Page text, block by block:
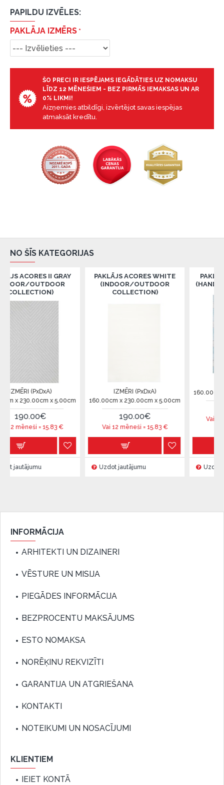
PAPILDU IZVĒLES:
PAKLĀJA IZMĒRS
ŠO PRECI IR IESPĒJAMS IEGĀDĀTIES UZ NOMAKSU
LĪDZ 12 MĒNEŠIEM - BEZ PIRMĀS IEMAKSAS UN AR
0% LIKMI!
Aizņemies atbildīgi, izvērtējot savas iespējas
atmaksāt kredītu.
NO ŠĪS KATEGORIJAS
II GRAY
x 5.00cm
15.83€
PAKLĀJS ACORES WHITE
(INDOOR/OUTDOOR
COLLECTION)
IZMĒRI (PxDxA)
160.00cm x 230.00cm x 5.00cm
Vai 12 mēneši = 15.83€
Uzdot jautājumu
PAKLĀJS
(HANDMADE
160.00cm x
Vai 12 mēneši =
Uzdot jautājumu
INFORMĀCIJA
ARHITEKTI UN DIZAINERI
VĒSTURE UN MISIJA
PIEGĀDES INFORMĀCIJA
BEZPROCENTU MAKSĀJUMS
ESTO NOMAKSA
NORĒĶINU REKVIZĪTI
GARANTIJA UN ATGRIEŠANA
KONTAKTI
NOTEIKUMI UN NOSACĪJUMI
KLIENTIEM
IEIET KONTĀ